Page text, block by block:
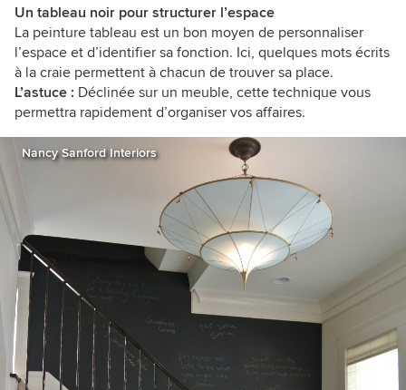
Un tableau noir pour structurer l’espace
La peinture tableau est un bon moyen de personnaliser
l’espace et d’identifier sa fonction. Ici, quelques mots écrits
à la craie permettent à chacun de trouver sa place.
L’astuce : Déclinée sur un meuble, cette technique vous
permettra rapidement d’organiser vos affaires.
Nancy Sanford Interiors